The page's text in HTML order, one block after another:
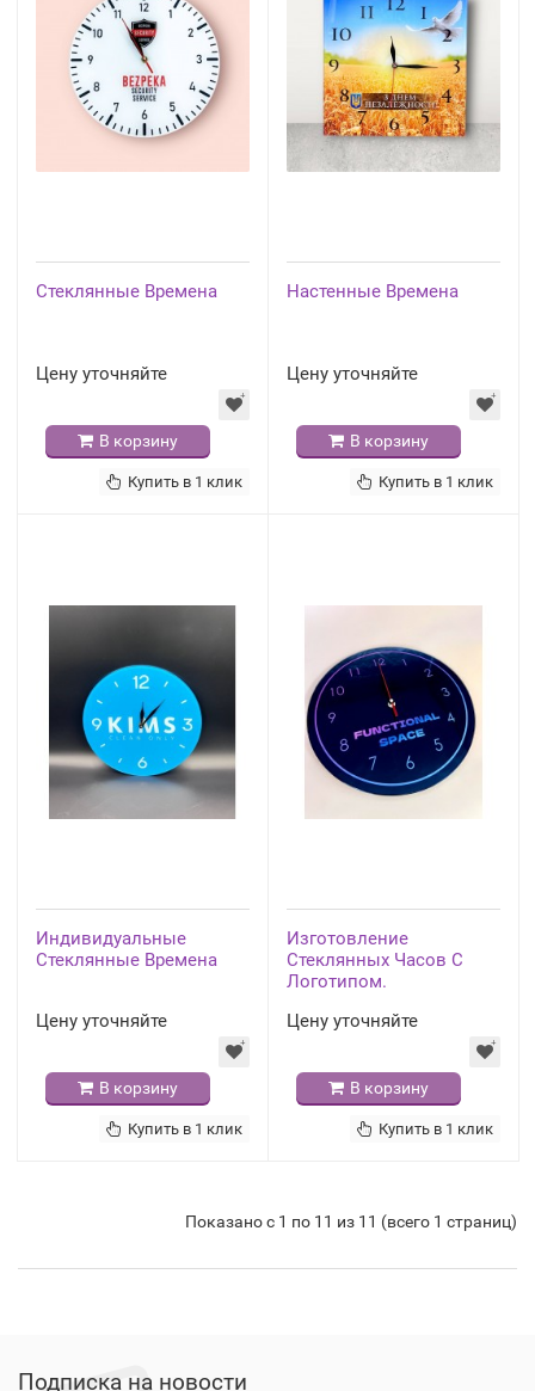
Стеклянные Времена
Цену уточняйте
В корзину
Купить в 1 клик
Настенные Времена
Цену уточняйте
В корзину
Купить в 1 клик
Индивидуальные
Стеклянные Времена
Цену уточняйте
В корзину
Купить в 1 клик
Изготовление
Стеклянных Часов С
Логотипом.
Цену уточняйте
В корзину
Купить в 1 клик
Показано с 1 по 11 из 11 (всего 1 страниц)
Подписка на новости